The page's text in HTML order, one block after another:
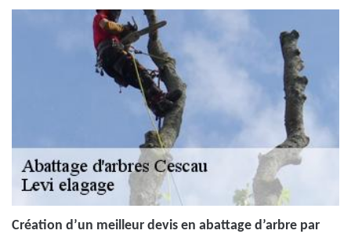
Création d’un meilleur devis en abattage d’arbre par